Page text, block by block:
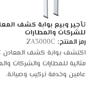
للشركات والمطارات
رمز المنتج: ZA3000C
مثالية للمطارات والشركات
عامين وخدمة تركيب وصيانة.